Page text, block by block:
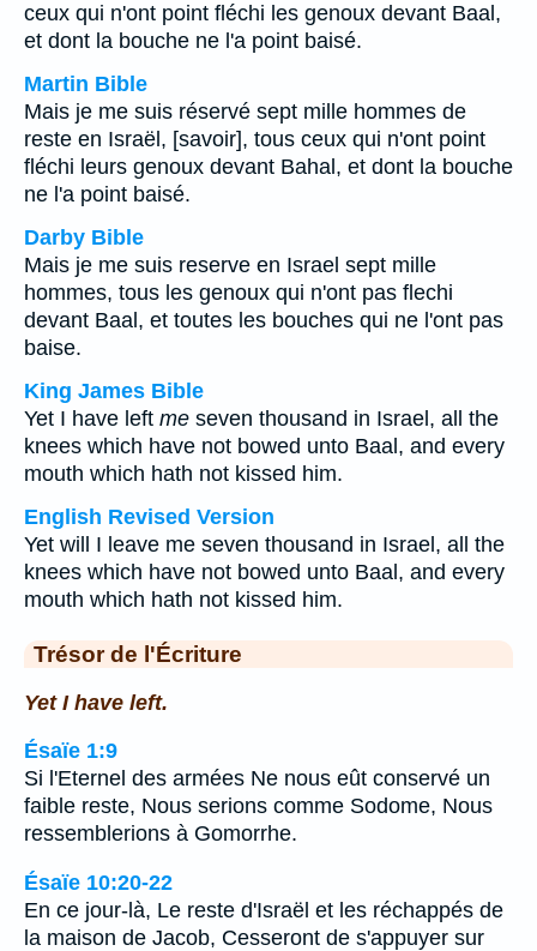
ceux qui n'ont point fléchi les genoux devant Baal,
et dont la bouche ne l'a point baisé.
Martin Bible
Mais je me suis réservé sept mille hommes de
reste en Israël, [savoir], tous ceux qui n'ont point
fléchi leurs genoux devant Bahal, et dont la bouche
ne l'a point baisé.
Darby Bible
Mais je me suis reserve en Israel sept mille
hommes, tous les genoux qui n'ont pas flechi
devant Baal, et toutes les bouches qui ne l'ont pas
baise.
King James Bible
Yet I have left me seven thousand in Israel, all the
knees which have not bowed unto Baal, and every
mouth which hath not kissed him.
English Revised Version
Yet will I leave me seven thousand in Israel, all the
knees which have not bowed unto Baal, and every
mouth which hath not kissed him.
Trésor de l'Écriture
Yet I have left.
Ésaïe 1:9
Si l'Eternel des armées Ne nous eût conservé un
faible reste, Nous serions comme Sodome, Nous
ressemblerions à Gomorrhe.
Ésaïe 10:20-22
En ce jour-là, Le reste d'Israël et les réchappés de
la maison de Jacob, Cesseront de s'appuyer sur